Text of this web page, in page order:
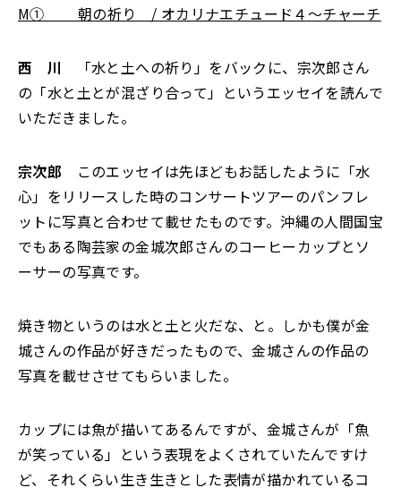
M① 朝の祈り / オカリナエチュード４～チャーチ
西 川 「水と土への祈り」をバックに、宗次郎さん
の「水と土とが混ざり合って」というエッセイを読んで
いただきました。
宗次郎 このエッセイは先ほどもお話したように「水
心」をリリースした時のコンサートツアーのパンフレ
ットに写真と合わせて載せたものです。沖縄の人間国宝
でもある陶芸家の金城次郎さんのコーヒーカップとソ
ーサーの写真です。
焼き物というのは水と土と火だな、と。しかも僕が金
城さんの作品が好きだったもので、金城さんの作品の
写真を載せさせてもらいました。
カップには魚が描いてあるんですが、金城さんが「魚
が笑っている」という表現をよくされていたんですけ
ど、それくらい生き生きとした表情が描かれているコ